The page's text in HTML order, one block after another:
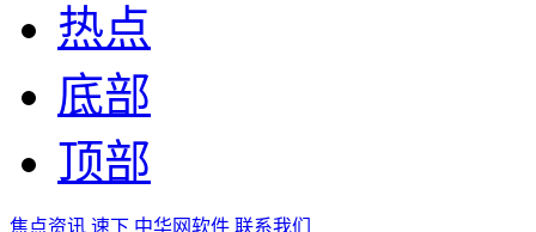
热点
底部
顶部
焦点资讯 速下 中华网软件 联系我们